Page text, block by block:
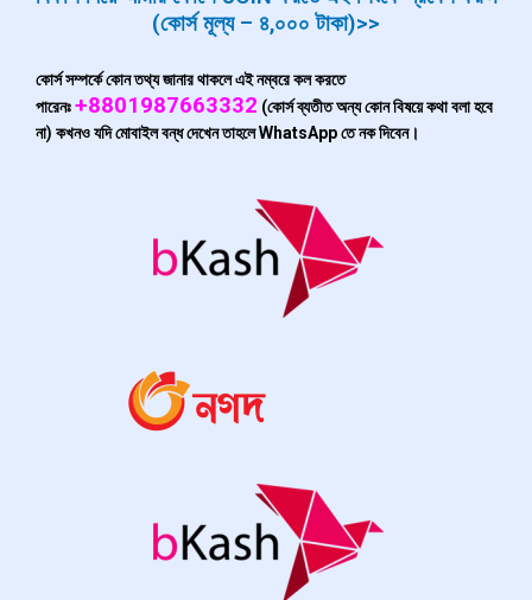
(কোর্স মূল্য – ৪,০০০ টাকা)>>
কোর্স সম্পর্কে কোন তথ্য জানার থাকলে এই নম্বরে কল করতে
পারেনঃ+8801987663332 (কোর্স ব্যতীত অন্য কোন বিষয়ে কথা বলা হবে
না) কখনও যদি মোবাইল বন্ধ দেখেন তাহলেWhatsAppতে নক দিবেন।